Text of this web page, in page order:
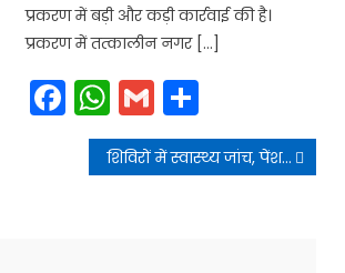
प्रकरण में बड़ी और कड़ी कार्रवाई की है।
प्रकरण में तत्कालीन नगर […]
Facebook
WhatsApp
Gmail
शिविरों में स्वास्थ्य जांच, पेंशन योजनाएं, स्वरोजगार सहायता, शिक्षा से जुड़े लाभ और अन्य कल्याणकारी योजनाओं की जानकारी एवं सुविधाएं दी